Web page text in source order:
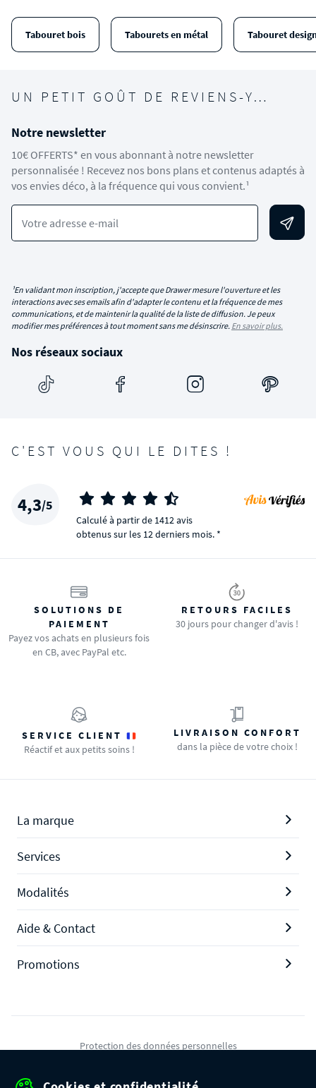
Tabouret bois Tabourets en métal Tabouret
UN PETIT GOÛT DE REVIENS-Y…
Notre newsletter
10€ OFFERTS* en vous abonnant à notre newsletter
personnalisée ! Recevez nos bons plans et contenus adaptés à
vos envies déco, à la fréquence qui vous convient.¹
Votre adresse e-mail
¹En validant mon inscription, j'accepte que Drawer mesure l'ouverture et les
interactions avec ses emails afin d'adapter le contenu et la fréquence de mes
communications, et de maintenir la qualité de la liste de diffusion. Je peux
modifier mes préférences à tout moment sans me désinscrire. En savoir plus.
Nos réseaux sociaux
C'EST VOUS QUI LE DITES !
4,3/5
Calculé à partir de 1412 avis
obtenus sur les 12 derniers mois. *
SOLUTIONS DE
PAIEMENT
Payez vos achats en plusieurs fois
en CB, avec PayPal etc.
RETOURS FACILES
30 jours pour changer d'avis !
SERVICE CLIENT
Réactif et aux petits soins !
LIVRAISON CONFORT
dans la pièce de votre choix !
La marque
Services
Modalités
Aide & Contact
Promotions
Protection des données personnelles